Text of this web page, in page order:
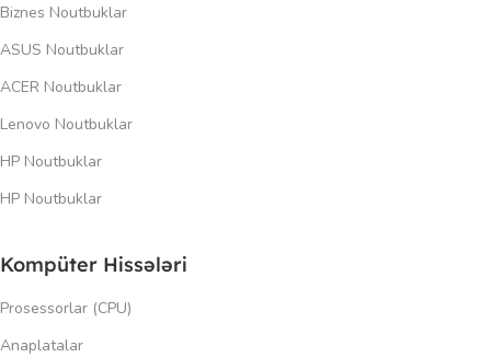
Biznes Noutbuklar
ASUS Noutbuklar
ACER Noutbuklar
Lenovo Noutbuklar
HP Noutbuklar
HP Noutbuklar
Kompüter Hissələri
Prosessorlar (CPU)
Anaplatalar